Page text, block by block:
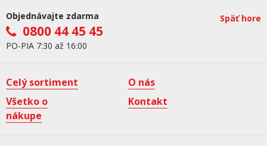
Objednávajte zdarma
0800 44 45 45
PO-PIA 7:30 až 16:00
Späť hore
Celý sortiment
O nás
Všetko o
nákupe
Kontakt